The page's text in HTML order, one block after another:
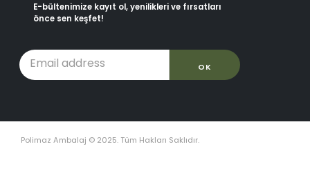
E-bültenimize kayıt ol, yenilikleri ve fırsatları
önce sen keşfet!
Polimaz Ambalaj © 2025. Tüm Hakları Saklıdır.